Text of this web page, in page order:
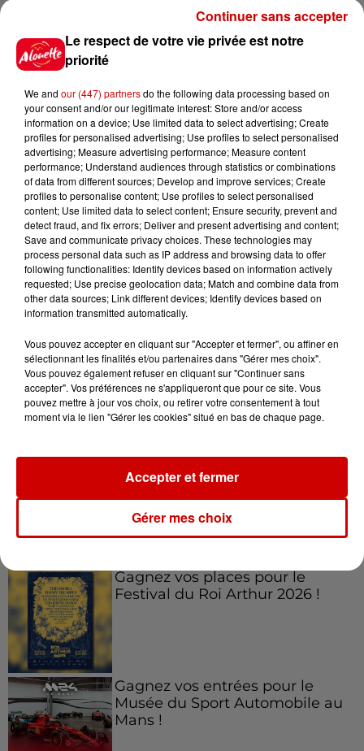
blessé dans un incendie, un
appartement...
15h02
Éclipse solaire : découvrez les
meilleurs spots d'observation
du...
11h51
À LA UNE : professeur
condamné, repreneurs pour
Jeux Voir plus
Le Duel - Gagnez vos entrées
pour l'un des zoos de nos
régions !
Gagnez vos places pour le
Festival du Roi Arthur 2026 !
Gagnez vos entrées pour le
Musée du Sport Automobile au
Mans !
Le respect de votre vie privée est notre
priorité
We and our (447) partnersdo the following data processing based on
your consent and/or our legitimate interest: Store and/or access
information on a device; Use limited data to select advertising; Create
profiles for personalised advertising; Use profiles to select personalised
advertising; Measure advertising performance; Measure content
performance; Understand audiences through statistics or combinations
of data from different sources; Develop and improve services; Create
profiles to personalise content; Use profiles to select personalised
content; Use limited data to select content; Ensure security, prevent and
detect fraud, and fix errors; Deliver and present advertising and content;
Save and communicate privacy choices. These technologies may
process personal data such as IP address and browsing data to offer
following functionalities: Identify devices based on information actively
requested; Use precise geolocation data; Match and combine data from
other data sources; Link different devices; Identify devices based on
information transmitted automatically.
Vous pouvez accepter en cliquant sur "Accepter et fermer", ou affiner en
sélectionnant les finalités et/ou partenaires dans "Gérer mes choix".
Vous pouvez également refuser en cliquant sur "Continuer sans
accepter". Vos préférences ne s'appliqueront que pour ce site. Vous
pouvez mettre à jour vos choix, ou retirer votre consentement à tout
moment via le lien "Gérer les cookies" situé en bas de chaque page.
Gérer mes choix
Accepter et fermer
Continuer sans accepter